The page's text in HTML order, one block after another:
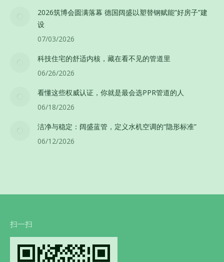
2026筑博会圆满落幕 德国阔盛以塑替钢赋能”好房子”建
设
07/03/2026
科技住宅的舒适内核，藏在看不见的管道里
06/26/2026
看懂这些权威认证，你就是最会选PPR管道的人
06/18/2026
洁净与稳定：阔盛蓝管，定义水机空调的“隐形标准”
06/12/2026
扫一扫